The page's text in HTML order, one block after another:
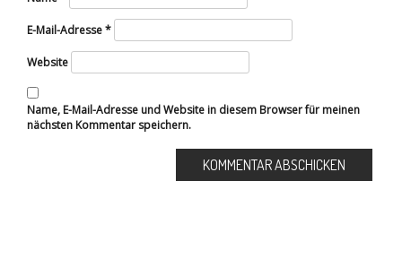
E-Mail-Adresse*
Website
Name, E-Mail-Adresse und Website in diesem Browser für meinen
nächsten Kommentar speichern.